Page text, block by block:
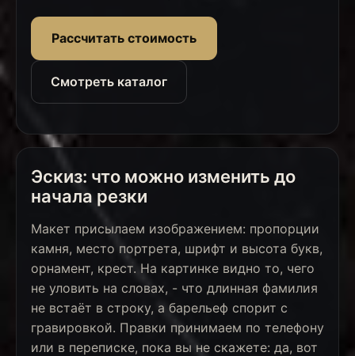
Рассчитать стоимость
Смотреть каталог
Эскиз: что можно изменить до
начала резки
Макет присылаем изображением: пропорции
камня, место портрета, шрифт и высота букв,
орнамент, крест. На картинке видно то, чего
не уловить на словах, - что длинная фамилия
не встаёт в строку, а барельеф спорит с
гравировкой. Правки принимаем по телефону
или в переписке, пока вы не скажете: да, вот